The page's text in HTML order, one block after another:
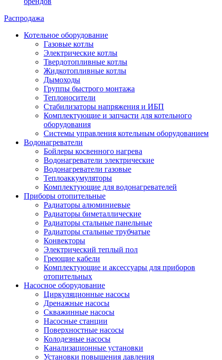
Распродажа
Котельное оборудование
Газовые котлы
Электрические котлы
Твердотопливные котлы
Жидкотопливные котлы
Дымоходы
Группы быстрого монтажа
Теплоносители
Стабилизаторы напряжения и ИБП
Комплектующие и запчасти для котельного
оборудования
Системы управления котельным оборудованием
Водонагреватели
Бойлеры косвенного нагрева
Водонагреватели электрические
Водонагреватели газовые
Теплоаккумуляторы
Комплектующие для водонагревателей
Приборы отопительные
Радиаторы алюминиевые
Радиаторы биметаллические
Радиаторы стальные панельные
Радиаторы стальные трубчатые
Конвекторы
Электрический теплый пол
Греющие кабели
Комплектующие и аксессуары для приборов
отопительных
Насосное оборудование
Циркуляционные насосы
Дренажные насосы
Скважинные насосы
Насосные станции
Поверхностные насосы
Колодезные насосы
Канализационные установки
Установки повышения давления